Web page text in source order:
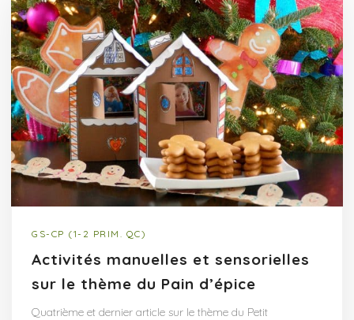
GS-CP (1-2 PRIM. QC)
Activités manuelles et sensorielles
sur le thème du Pain d’épice
Quatrième et dernier article sur le thème du Petit